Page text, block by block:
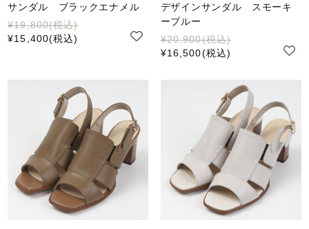
サンダル ブラックエナメル
¥19,800(税込)
¥15,400(税込)
デザインサンダル スモーキ
ーブルー
¥20,900(税込)
¥16,500(税込)